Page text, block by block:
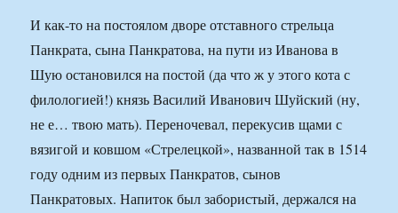
И как-то на постоялом дворе отставного стрельца
Панкрата, сына Панкратова, на пути из Иванова в
Шую остановился на постой (да что ж у этого кота с
филологией!) князь Василий Иванович Шуйский (ну,
не е… твою мать). Переночевал, перекусив щами с
вязигой и ковшом «Стрелецкой», названной так в 1514
году одним из первых Панкратов, сынов
Панкратовых. Напиток был забористый, держался на